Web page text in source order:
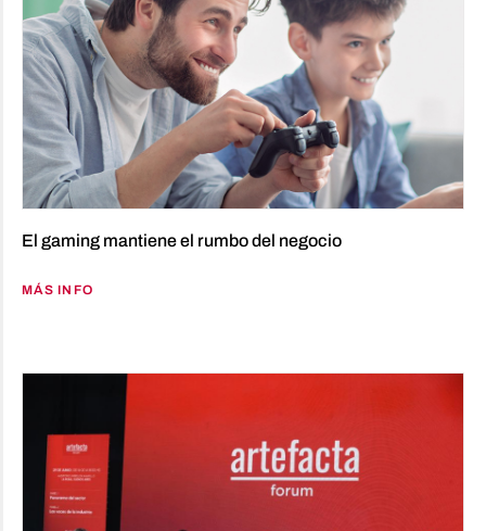
El gaming mantiene el rumbo del negocio
MÁS INFO